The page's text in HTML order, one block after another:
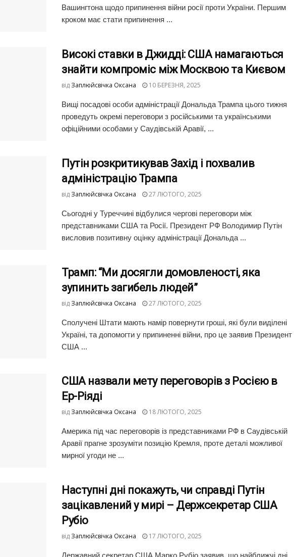
Вашингтона щодо припинення війни росії проти України. Першим
кроком має стати припинення ...
Високі ставки в Джидді: США намагаються
знайти компроміс між Москвою та Києвом
від Заплюйсвічка Оксана 10 БЕРЕЗНЯ, 2025
Вищі посадові особи адміністрації Дональда Трампа цього тижня
проведуть окремі переговори з російськими та українськими
офіційними особами у Саудівській Аравії, ...
Путін розкритикував Захід і похвалив
адміністрацію Трампа
від Заплюйсвічка Оксана 27 ЛЮТОГО, 2025
Сьогодні у Туреччині відбулися чергові переговори між
представниками США та Росії. Президент РФ Володимир Путін
висловив позитивну оцінку адміністрації Дональда ...
Трамп: “Ми досягли домовленості, яка
зупинить загибель людей”
від Заплюйсвічка Оксана 27 ЛЮТОГО, 2025
Сполучені Штати мають намір повернути гроші, які були виділені
Україні, та допомогти у припиненні війни, про це заявив Президент
США ...
США назвали мету переговорів з Росією в
Ер-Ріяді
від Заплюйсвічка Оксана 18 ЛЮТОГО, 2025
Америка під час переговорів із представниками РФ в Саудівській
Аравії прагне зрозуміти позицію Кремля, проте деталі можливої
мирної угоди не ...
Наступні дні покажуть, чи справді Путін
зацікавлений у мирі – Держсекретар США
Рубіо
від Заплюйсвічка Оксана 17 ЛЮТОГО, 2025